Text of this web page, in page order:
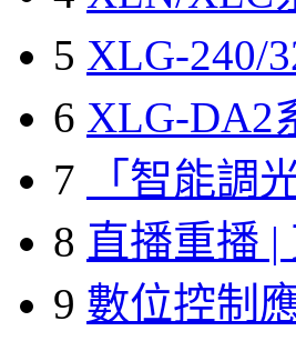
5 XLG-240/
6 XLG-DA2
7
「智能調
8 直播重播
9 數位控制